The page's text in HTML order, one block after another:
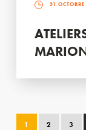
31 OCTOBRE
1 2 3